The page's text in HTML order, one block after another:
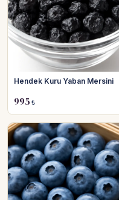
Hendek Kuru Yaban Mersini
995 ₺